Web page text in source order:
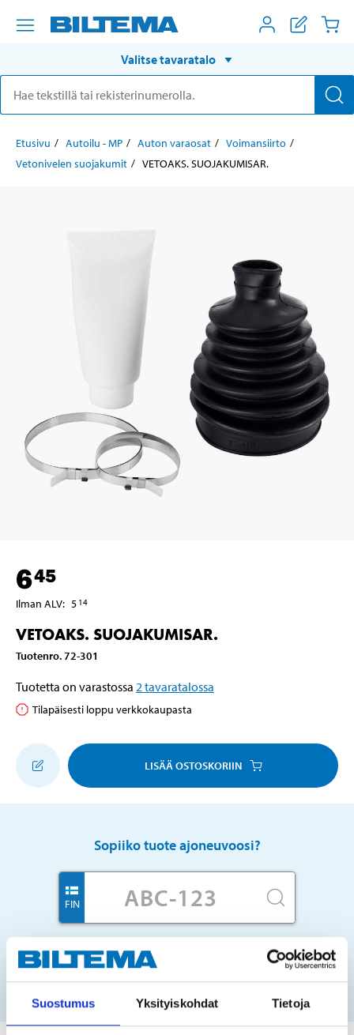
Suostumus Yksityiskohdat Tietoja
Valitse tavaratalo
Etusivu Autoilu - MP Auton varaosat
Voimansiirto
Vetonivelen suojakumit
VETOAKS. SUOJAKUMISAR.
645
Ilman ALV: 5 14
VETOAKS. SUOJAKUMISAR.
Tuotenro.72-301
Tuotetta on varastossa 2 tavaratalossa
Tilapäisesti loppu verkkokaupasta
LISÄÄ OSTOSKORIIN
Sopiiko tuote ajoneuvoosi?
FIN
Ei rekisterinumeroa?
VALITSE AUTO LISTASTA